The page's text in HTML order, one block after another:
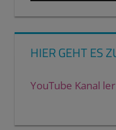
HIER GEHT ES
YouTube Kanal